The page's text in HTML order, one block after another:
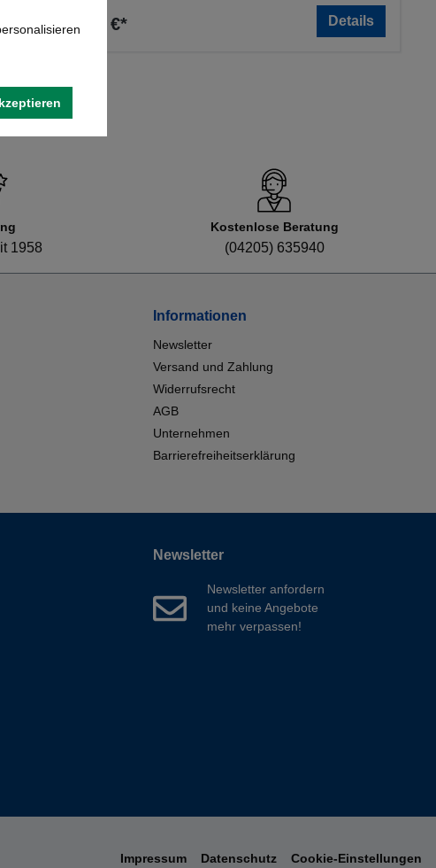
56,64 €* Details
1958
Kostenlose Beratung
(04205) 635940
Informationen
Newsletter
Versand und Zahlung
Widerrufsrecht
AGB
Unternehmen
Barrierefreiheitserklärung
Newsletter
Newsletter anfordern
und keine Angebote
mehr verpassen!
Impressum Datenschutz Cookie-Einstellungen